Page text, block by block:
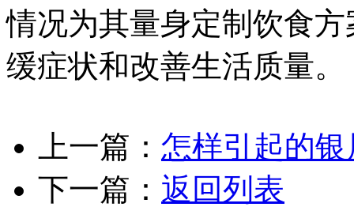
情况为其量身定制饮食
缓症状和改善生活质量。
上一篇： 怎样引起的银
下一篇： 返回列表